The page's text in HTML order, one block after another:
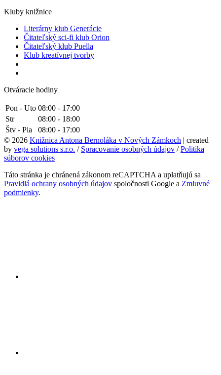
Kluby knižnice
Literárny klub Generácie
Čitateľský sci-fi klub Orion
Čitateľský klub Puella
Klub kreatívnej tvorby
Otváracie hodiny
Pon - Uto 08:00 - 17:00
Str
08:00 - 18:00
Štv - Pia
08:00 - 17:00
© 2026 Knižnica Antona Bernoláka v Nových Zámkoch | created
by vega solutions s.r.o. / Spracovanie osobných údajov /Politika
súborov cookies
Táto stránka je chránená zákonom reCAPTCHA a uplatňujú sa
Pravidlá ochrany osobných údajov spoločnosti Google a Zmluvné
podmienky.